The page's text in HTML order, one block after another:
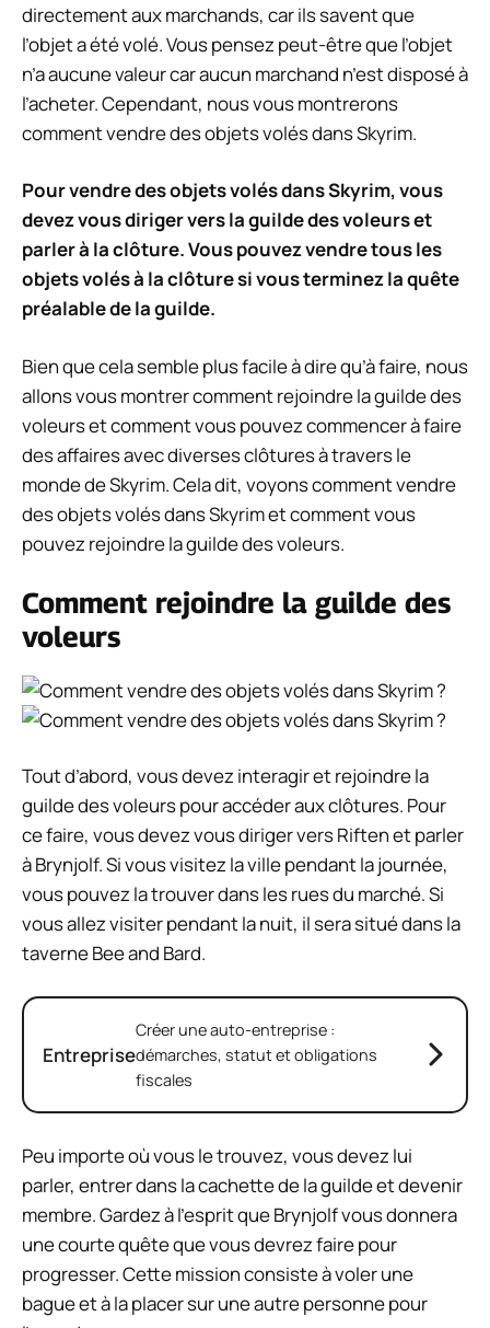
directement aux marchands, car ils savent que
l’objet a été volé. Vous pensez peut-être que l’objet
n’a aucune valeur car aucun marchand n’est disposé à
l’acheter. Cependant, nous vous montrerons
comment vendre des objets volés dans Skyrim.
Pour vendre des objets volés dans Skyrim, vous
devez vous diriger vers la guilde des voleurs et
parler à la clôture. Vous pouvez vendre tous les
objets volés à la clôture si vous terminez la quête
préalable de la guilde.
Bien que cela semble plus facile à dire qu’à faire, nous
allons vous montrer comment rejoindre la guilde des
voleurs et comment vous pouvez commencer à faire
des affaires avec diverses clôtures à travers le
monde de Skyrim. Cela dit, voyons comment vendre
des objets volés dans Skyrim et comment vous
pouvez rejoindre la guilde des voleurs.
Comment rejoindre la guilde des
voleurs
Tout d’abord, vous devez interagir et rejoindre la
guilde des voleurs pour accéder aux clôtures. Pour
ce faire, vous devez vous diriger vers Riften et parler
à Brynjolf. Si vous visitez la ville pendant la journée,
vous pouvez la trouver dans les rues du marché. Si
vous allez visiter pendant la nuit, il sera situé dans la
taverne Bee and Bard.
Entreprise
Créer une auto-entreprise :
démarches, statut et obligations
fiscales
Peu importe où vous le trouvez, vous devez lui
parler, entrer dans la cachette de la guilde et devenir
membre. Gardez à l’esprit que Brynjolf vous donnera
une courte quête que vous devrez faire pour
progresser. Cette mission consiste à voler une
bague et à la placer sur une autre personne pour